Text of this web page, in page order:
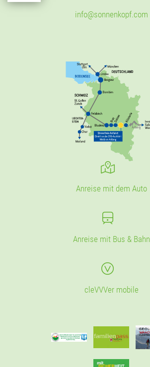
info@sonnenkopf.com
Anreise mit dem Auto
Anreise mit Bus & Bahn
cleVVVer mobile